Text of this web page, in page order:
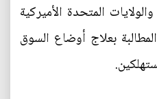
المتحدة الأميركية
بعلاج أوضاع السوق